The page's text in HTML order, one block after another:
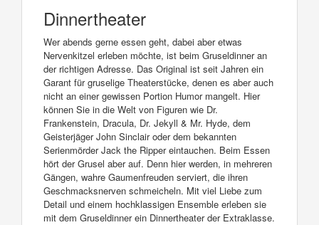
Dinnertheater
Wer abends gerne essen geht, dabei aber etwas
Nervenkitzel erleben möchte, ist beim Gruseldinner an
der richtigen Adresse. Das Original ist seit Jahren ein
Garant für gruselige Theaterstücke, denen es aber auch
nicht an einer gewissen Portion Humor mangelt. Hier
können Sie in die Welt von Figuren wie Dr.
Frankenstein, Dracula, Dr. Jekyll & Mr. Hyde, dem
Geisterjäger John Sinclair oder dem bekannten
Serienmörder Jack the Ripper eintauchen. Beim Essen
hört der Grusel aber auf. Denn hier werden, in mehreren
Gängen, wahre Gaumenfreuden serviert, die ihren
Geschmacksnerven schmeicheln. Mit viel Liebe zum
Detail und einem hochklassigen Ensemble erleben sie
mit dem Gruseldinner ein Dinnertheater der Extraklasse.